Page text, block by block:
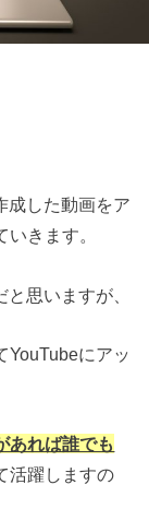
成した動画をア
きます。
思いますが、
YouTubeにアッ
あれば誰でも
活躍しますの